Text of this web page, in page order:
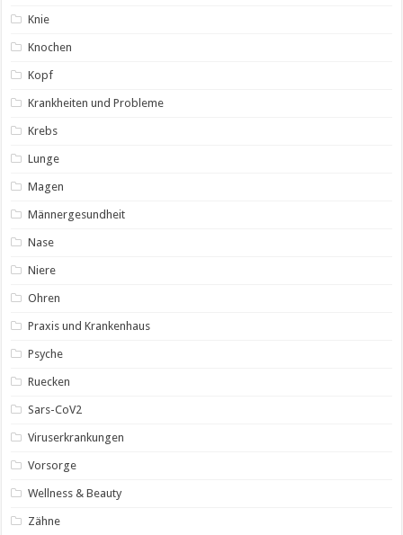
Knie
Knochen
Kopf
Krankheiten und Probleme
Krebs
Lunge
Magen
Männergesundheit
Nase
Niere
Ohren
Praxis und Krankenhaus
Psyche
Ruecken
Sars-CoV2
Viruserkrankungen
Vorsorge
Wellness & Beauty
Zähne